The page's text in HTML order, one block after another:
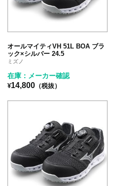
オールマイティVH 51L BOA ブラ
ック×シルバー 24.5
ミズノ
在庫：メーカー確認
¥14,800 （税抜）